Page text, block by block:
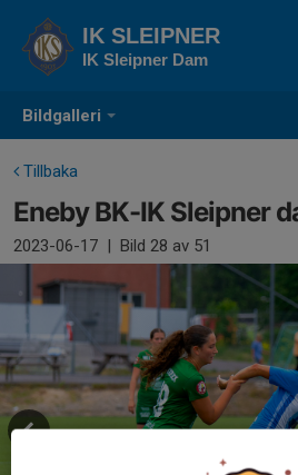
Bildgalleri
IK SLEIPNER
IK Sleipner Dam
Tillbaka
Eneby BK-IK Sleipner
2023-06-17 | Bild 28 av 51